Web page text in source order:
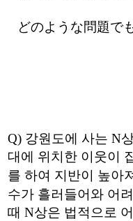
どのような問題で
Q) 강원도에 사는N
대에 위치한 이웃이
를 하여 지반이 높아
수가 흘러들어와 어
때N상은 법적으로